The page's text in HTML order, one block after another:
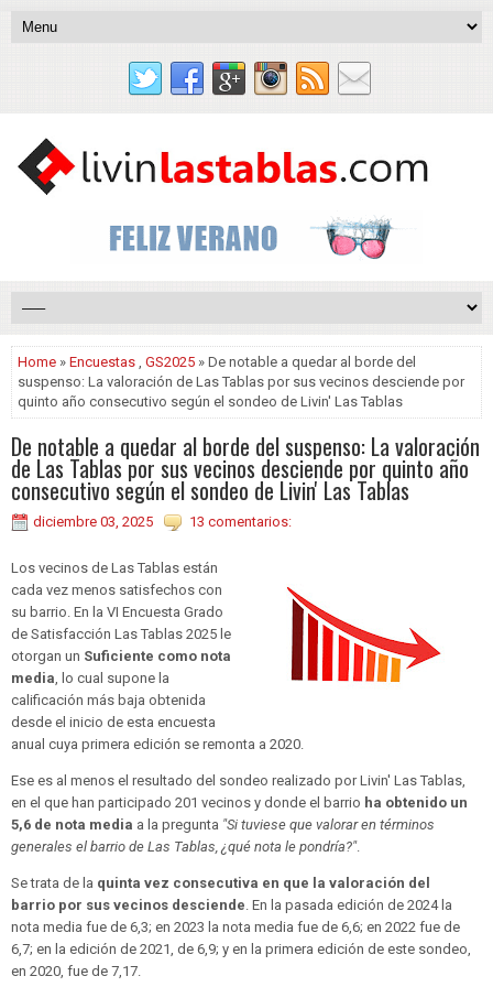
Home » Encuestas , GS2025 » De notable a quedar al borde del
suspenso: La valoración de Las Tablas por sus vecinos desciende por
quinto año consecutivo según el sondeo de Livin' Las Tablas
De notable a quedar al borde del suspenso: La valoración
de Las Tablas por sus vecinos desciende por quinto año
consecutivo según el sondeo de Livin' Las Tablas
diciembre 03, 2025 13 comentarios:
Los vecinos de Las Tablas están
cada vez menos satisfechos con
su barrio. En la VI Encuesta Grado
de Satisfacción Las Tablas 2025 le
otorgan un Suficiente como nota
media, lo cual supone la
calificación más baja obtenida
desde el inicio de esta encuesta
anual cuya primera edición se remonta a 2020.
Ese es al menos el resultado del sondeo realizado por Livin' Las Tablas,
en el que han participado 201 vecinos y donde el barrio ha obtenido un
5,6 de nota media a la pregunta "Si tuviese que valorar en términos
generales el barrio de Las Tablas, ¿qué nota le pondría?".
Se trata de la quinta vez consecutiva en que la valoración del
barrio por sus vecinos desciende. En la pasada edición de 2024 la
nota media fue de 6,3; en 2023 la nota media fue de 6,6; en 2022 fue de
6,7; en la edición de 2021, de 6,9; y en la primera edición de este sondeo,
en 2020, fue de 7,17.